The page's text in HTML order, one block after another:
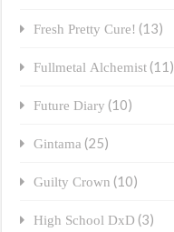
Fresh Pretty Cure! (13)
Fullmetal Alchemist (11)
Future Diary (10)
Gintama (25)
Guilty Crown (10)
High School DxD (3)